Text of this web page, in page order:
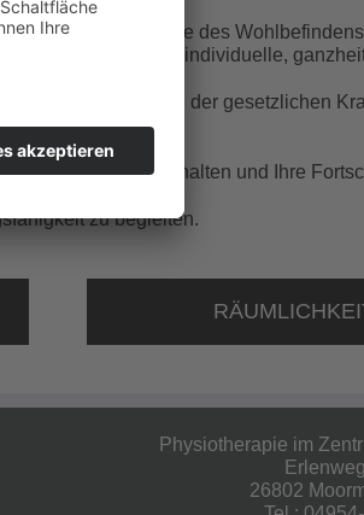
einer Atmosphäre des
für eine individuelle,
den Vorgaben der gesetzlichen
in Bewegung zu halten und Ihre
zu begleiten.
Physiotherapie im
26802